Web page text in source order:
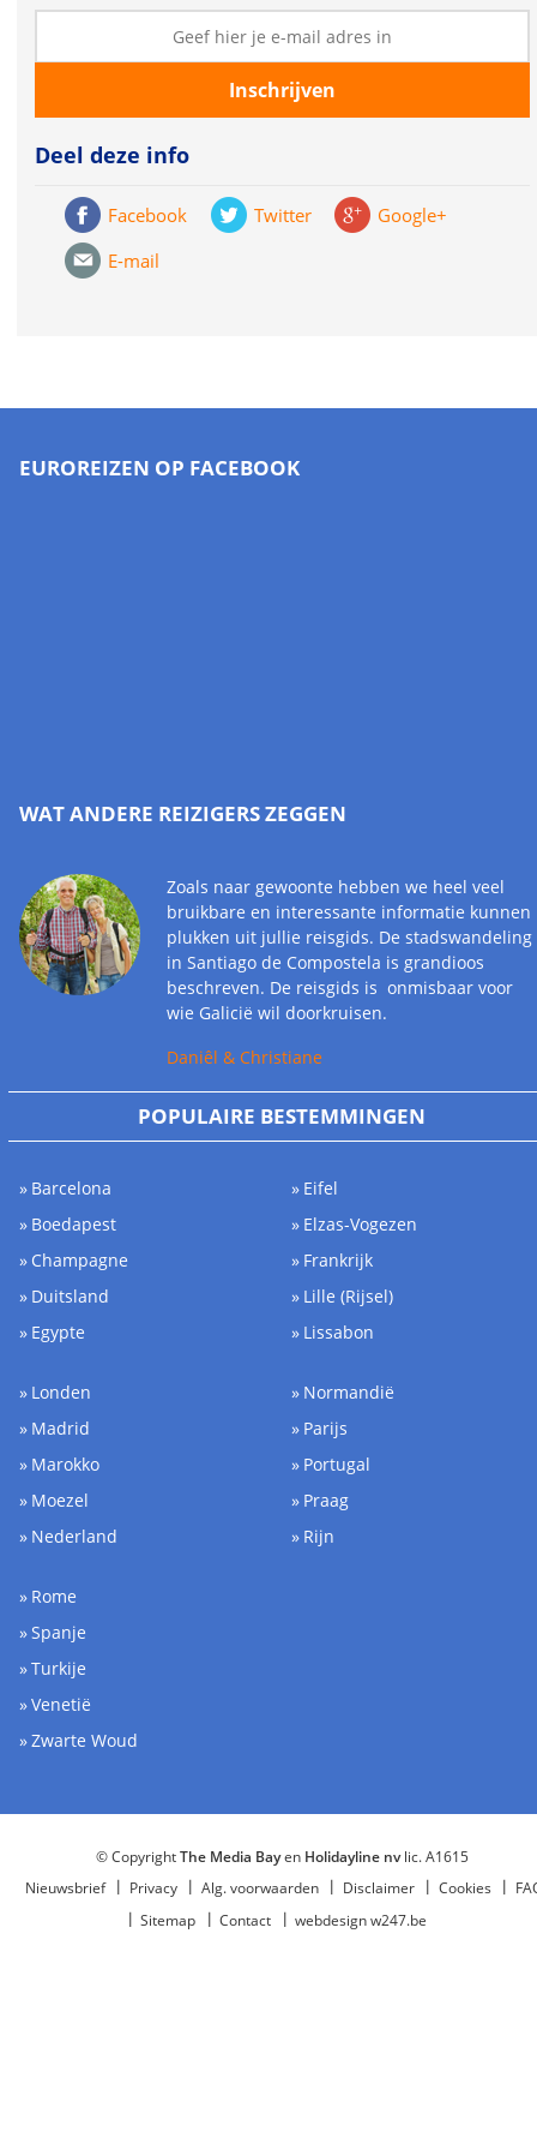
Deel deze info
Facebook Twitter
Google+
E-mail
EUROREIZEN OP FACEBOOK
WAT ANDERE REIZIGERS ZEGGEN
Zoals naar gewoonte hebben we heel veel
bruikbare en interessante informatie kunnen
plukken uit jullie reisgids. De stadswandeling
in Santiago de Compostela is grandioos
beschreven. De reisgids is onmisbaar voor
wie Galicië wil doorkruisen.
Daniêl & Christiane
POPULAIRE BESTEMMINGEN
Barcelona
Boedapest
Champagne
Duitsland
Egypte
Eifel
Elzas-Vogezen
Frankrijk
Lille (Rijsel)
Lissabon
Londen
Madrid
Marokko
Moezel
Nederland
Normandië
Parijs
Portugal
Praag
Rijn
Rome
Spanje
Turkije
Venetië
Zwarte Woud
© CopyrightThe Media Bayen Holidayline nvlic. A1615
Nieuwsbrief
Privacy Alg. voorwaarden Disclaimer Cookies
Sitemap
Contact webdesign w247.be